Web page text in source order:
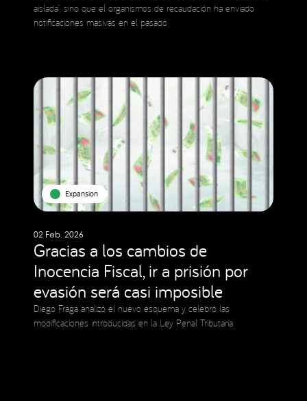
aislada”, sino que el organismos de recaudación ha enviado
notificaciones masivas en el pasado
Expansion
02 Feb. 2026
Gracias a los cambios de
Inocencia Fiscal, ir a prisión por
evasión será casi imposible
Diego Fraga analizó el nuevo esquema y celebró las
modificaciones introducidas en la Ley Penal Tributaria